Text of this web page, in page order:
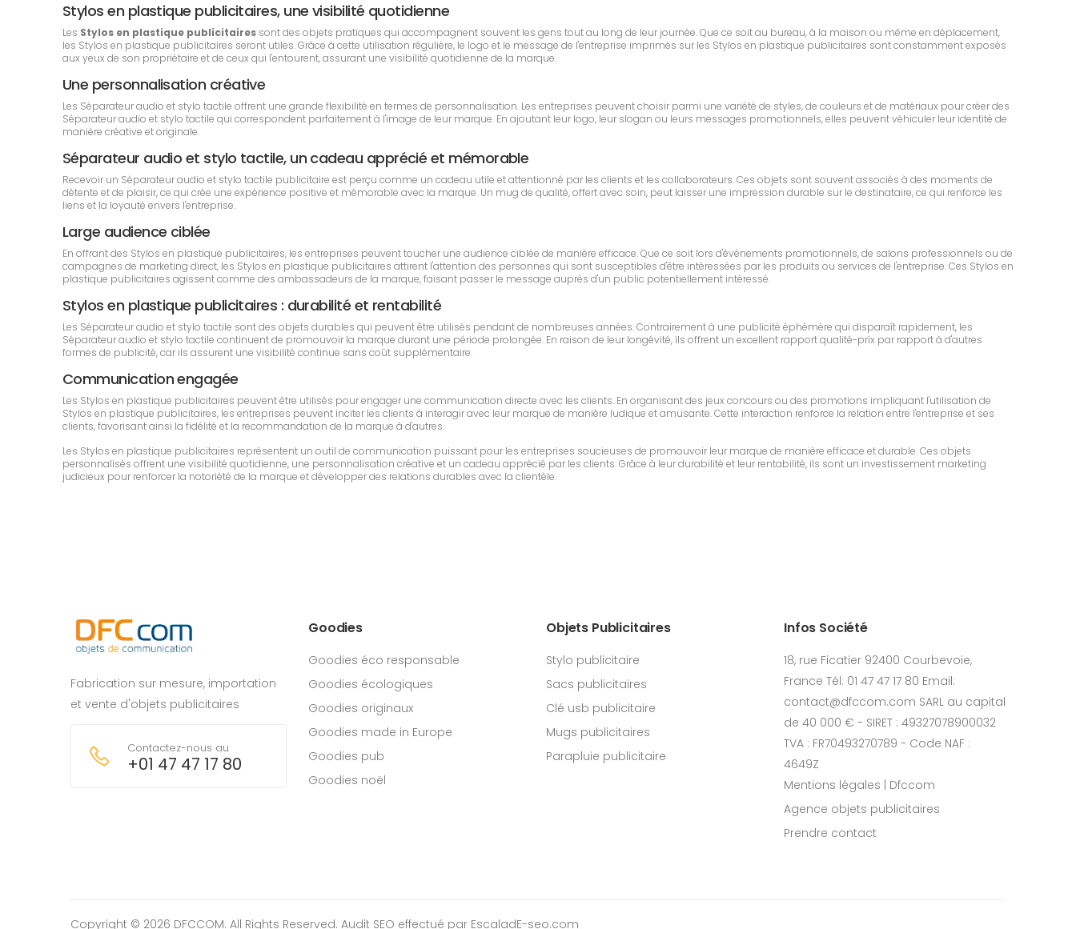
Stylos en plastique publicitaires, une visibilité quotidienne
Les Stylos en plastique publicitaires sont des objets pratiques qui accompagnent souvent les gens tout au long de leur journée. Que ce soit au bureau, à la maison ou même en déplacement,
les Stylos en plastique publicitaires seront utiles. Grâce à cette utilisation régulière, le logo et le message de l'entreprise imprimés sur les Stylos en plastique publicitaires sont constamment exposés
aux yeux de son propriétaire et de ceux qui l'entourent, assurant une visibilité quotidienne de la marque.
Une personnalisation créative
Les Séparateur audio et stylo tactile offrent une grande flexibilité en termes de personnalisation. Les entreprises peuvent choisir parmi une variété de styles, de couleurs et de matériaux pour créer des
Séparateur audio et stylo tactile qui correspondent parfaitement à l'image de leur marque. En ajoutant leur logo, leur slogan ou leurs messages promotionnels, elles peuvent véhiculer leur identité de
manière créative et originale.
Séparateur audio et stylo tactile, un cadeau apprécié et mémorable
Recevoir un Séparateur audio et stylo tactile publicitaire est perçu comme un cadeau utile et attentionné par les clients et les collaborateurs. Ces objets sont souvent associés à des moments de
détente et de plaisir, ce qui crée une expérience positive et mémorable avec la marque. Un mug de qualité, offert avec soin, peut laisser une impression durable sur le destinataire, ce qui renforce les
liens et la loyauté envers l'entreprise.
Large audience ciblée
En offrant des Stylos en plastique publicitaires, les entreprises peuvent toucher une audience ciblée de manière efficace. Que ce soit lors d'événements promotionnels, de salons professionnels ou de
campagnes de marketing direct, les Stylos en plastique publicitaires attirent l'attention des personnes qui sont susceptibles d'être intéressées par les produits ou services de l'entreprise. Ces Stylos en
plastique publicitaires agissent comme des ambassadeurs de la marque, faisant passer le message auprès d'un public potentiellement intéressé.
Stylos en plastique publicitaires : durabilité et rentabilité
Les Séparateur audio et stylo tactile sont des objets durables qui peuvent être utilisés pendant de nombreuses années. Contrairement à une publicité éphémère qui disparaît rapidement, les
Séparateur audio et stylo tactile continuent de promouvoir la marque durant une période prolongée. En raison de leur longévité, ils offrent un excellent rapport qualité-prix par rapport à d'autres
formes de publicité, car ils assurent une visibilité continue sans coût supplémentaire.
Communication engagée
Les Stylos en plastique publicitaires peuvent être utilisés pour engager une communication directe avec les clients. En organisant des jeux concours ou des promotions impliquant l'utilisation de
Stylos en plastique publicitaires, les entreprises peuvent inciter les clients à interagir avec leur marque de manière ludique et amusante. Cette interaction renforce la relation entre l'entreprise et ses
clients, favorisant ainsi la fidélité et la recommandation de la marque à d'autres.
Les Stylos en plastique publicitaires représentent un outil de communication puissant pour les entreprises soucieuses de promouvoir leur marque de manière efficace et durable. Ces objets
personnalisés offrent une visibilité quotidienne, une personnalisation créative et un cadeau apprécié par les clients. Grâce à leur durabilité et leur rentabilité, ils sont un investissement marketing
judicieux pour renforcer la notoriété de la marque et développer des relations durables avec la clientèle.
Fabrication sur mesure, importation
et vente d'objets publicitaires
Contactez-nous au
+01 47 47 17 80
Goodies
Goodies éco responsable
Goodies écologiques
Goodies originaux
Goodies made in Europe
Goodies pub
Goodies noël
Objets Publicitaires
Stylo publicitaire
Sacs publicitaires
Clé usb publicitaire
Mugs publicitaires
Parapluie publicitaire
Infos Société
18, rue Ficatier 92400 Courbevoie,
France Tél: 01 47 47 17 80 Email:
contact@dfccom.com SARL au capital
de 40 000 € - SIRET : 49327078900032
TVA : FR70493270789 - Code NAF :
4649Z
Mentions légales | Dfccom
Agence objets publicitaires
Prendre contact
Copyright © 2026 DFCCOM. All Rights Reserved. Audit SEO effectué par EscaladE-seo.com